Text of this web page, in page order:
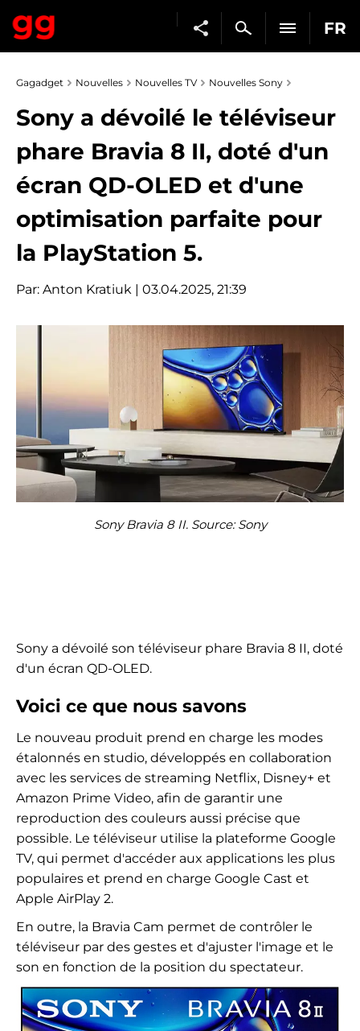
FR
Gagadget Nouvelles Nouvelles TV Nouvelles Sony
Sony a dévoilé le téléviseur
phare Bravia 8 II, doté d'un
écran QD-OLED et d'une
optimisation parfaite pour
la PlayStation 5.
Par: Anton Kratiuk | 03.04.2025, 21:39
Sony Bravia 8 II. Source: Sony
Sony a dévoilé son téléviseur phare Bravia 8 II, doté
d'un écran QD-OLED.
Voici ce que nous savons
Le nouveau produit prend en charge les modes
étalonnés en studio, développés en collaboration
avec les services de streaming Netflix, Disney+ et
Amazon Prime Video, afin de garantir une
reproduction des couleurs aussi précise que
possible. Le téléviseur utilise la plateforme Google
TV, qui permet d'accéder aux applications les plus
populaires et prend en charge Google Cast et
Apple AirPlay 2.
En outre, la Bravia Cam permet de contrôler le
téléviseur par des gestes et d'ajuster l'image et le
son en fonction de la position du spectateur.